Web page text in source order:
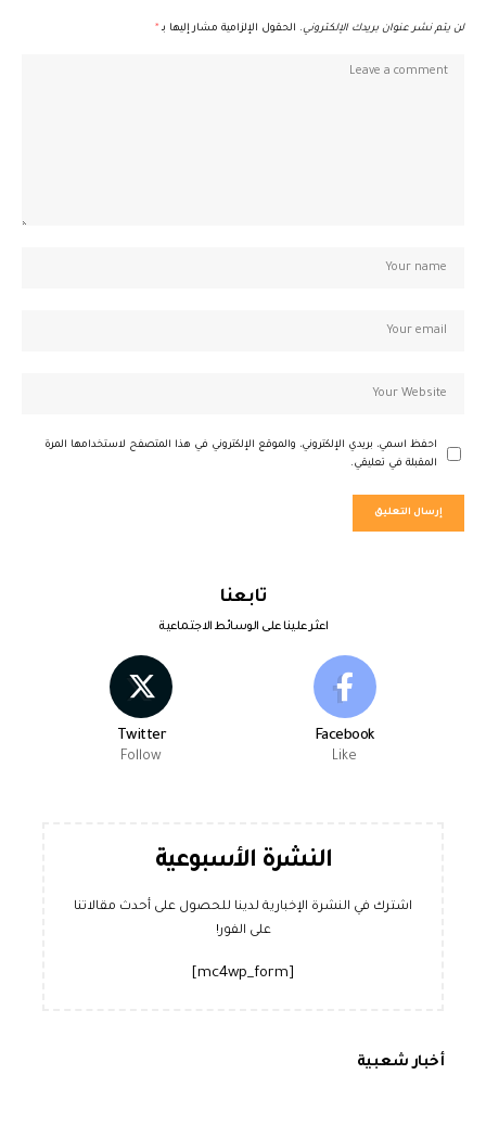
لن يتم نشر عنوان بريدك الإلكتروني. الحقول الإلزامية مشار إليها بـ *
احفظ اسمي، بريدي الإلكتروني، والموقع الإلكتروني في هذا المتصفح لاستخدامها المرة
المقبلة في تعليقي.
تابعنا
اعثر علينا على الوسائط الاجتماعية
Facebook
Like
Twitter
Follow
النشرة الأسبوعية
اشترك في النشرة الإخبارية لدينا للحصول على أحدث مقالاتنا
على الفور!
أخبار شعبية